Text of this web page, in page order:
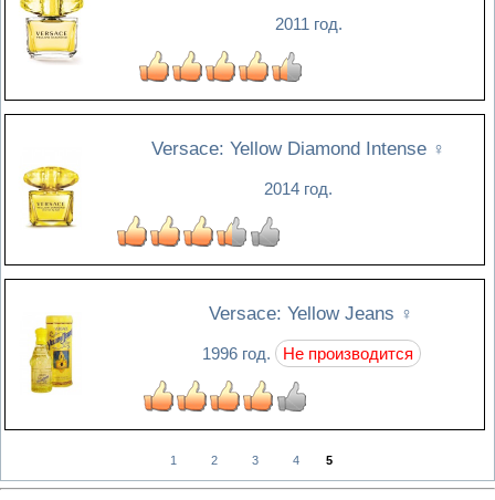
2011 год.
Versace: Yellow Diamond Intense ♀
2014 год.
Versace: Yellow Jeans ♀
1996 год. Не производится
1 2 3 4 5